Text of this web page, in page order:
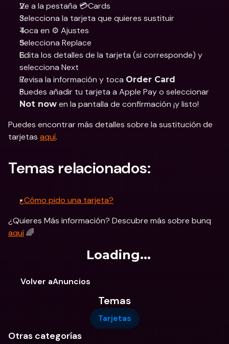
Ve a la pestaña 💳Cards
Selecciona la tarjeta que quieres sustituir
Toca en ⚙️ Ajustes
Selecciona Replace
Edita los detalles de la tarjeta (si corresponde) y
selecciona Next
Revisa la información y toca Order Card
Not now en la pantalla de confirmación ¡y listo!
Puedes encontrar más detalles sobre la sustitución de
tarjetas aquí.
Temas relacionados:
¿Cómo pido una tarjeta?
aquí 🌈
Loading...
Volver aAnuncios
Temas
Tarjetas
Otras categorías